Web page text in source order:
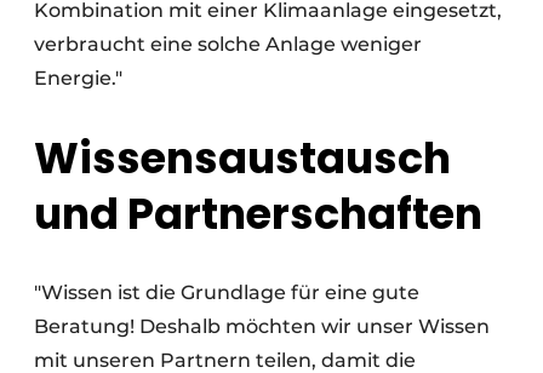
Kombination mit einer Klimaanlage eingesetzt,
verbraucht eine solche Anlage weniger
Energie."
Wissensaustausch
und Partnerschaften
"Wissen ist die Grundlage für eine gute
Beratung! Deshalb möchten wir unser Wissen
mit unseren Partnern teilen, damit die